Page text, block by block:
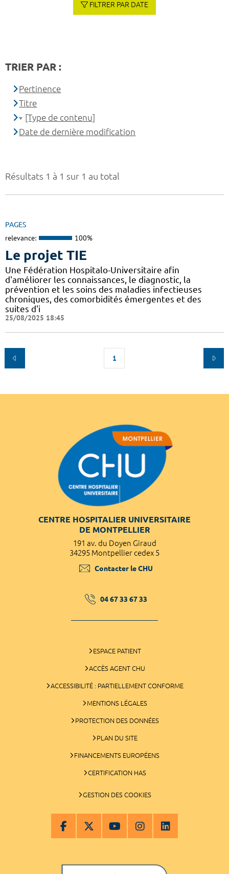
Résultats 1 à 1 sur 1 au total
PAGES
relevance: 100%
Le projet TIE
Une Fédération Hospitalo-Universitaire afin
d'améliorer les connaissances, le diagnostic, la
prévention et les soins des maladies infectieuses
chroniques, des comorbidités émergentes et des
suites d'i
25/08/2025 18:45
1
FILTRER PAR DATE
TRIER PAR :
Pertinence
Titre
[Type de contenu]
Date de dernière modification
CENTRE HOSPITALIER UNIVERSITAIRE
DE MONTPELLIER
191 av. du Doyen Giraud
34295 Montpellier cedex 5
Contacter le CHU
04 67 33 67 33
ESPACE PATIENT
ACCÈS AGENT CHU
ACCESSIBILITÉ : PARTIELLEMENT CONFORME
MENTIONS LÉGALES
PROTECTION DES DONNÉES
PLAN DU SITE
FINANCEMENTS EUROPÉENS
CERTIFICATION HAS
GESTION DES COOKIES